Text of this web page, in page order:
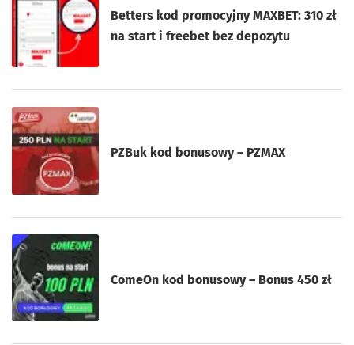
Betters kod promocyjny MAXBET: 310 zł
na start i freebet bez depozytu
PZBuk kod bonusowy – PZMAX
ComeOn kod bonusowy – Bonus 450 zł